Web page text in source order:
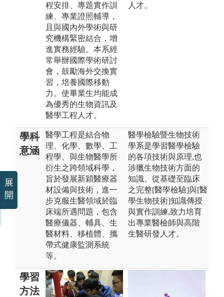
程安排、專題實作訓
練、專業證照輔導，
且與國內外學術與研
究機構緊密結合，增
進實務經驗。本系經
常舉辦國際學術研討
會，鼓勵海外交換實
習，培養國際移動
力。使畢業生均能成
為優秀的生物資訊及
醫學工程人才。
人才。
學科
意涵
醫學工程是結合物
理、化學、數學、工
程學、與生物醫學所
衍生之跨領域科學，
旨於發展新穎醫療器
材設備與技術，進一
步克服生醫領域於臨
床端所遇問題，包含
醫療儀器、輔具、生
醫材料、移植體、攜
帶式健康監測系統
等。
醫學檢驗暨生物技術
學系是學習醫學檢驗
的各項技術與原理,也
涉獵生物技術方面的
知識。從基礎至臨床
之完整[醫學檢驗]與[醫
學生物技術]知識傳授
與實作訓練,致力培育
出專業醫檢師與高階
生醫研發人才。
學習
方法
展
開